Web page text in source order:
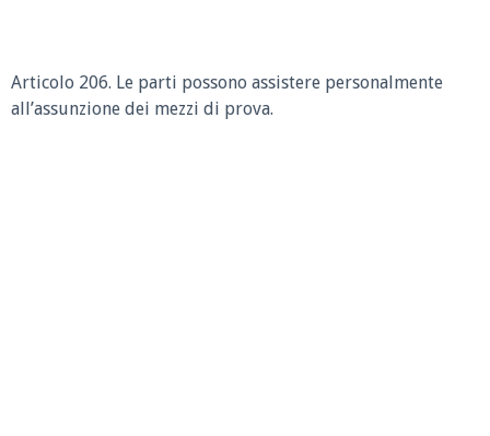
Articolo 206. Le parti possono assistere personalmente
all’assunzione dei mezzi di prova.